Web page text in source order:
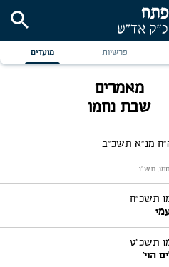
search
פרשיות מועדים
מאמרים
שבת נחמו
תשכ"ב
תש"נ
הוי'